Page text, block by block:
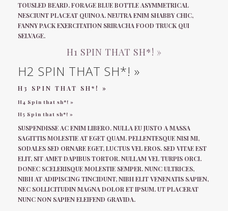
TOUSLED BEARD. FORAGE BLUE BOTTLE ASYMMETRICAL
NESCIUNT PLACEAT QUINOA. NEUTRA ENIM SHABBY CHIC,
FANNY PACK EXERCITATION SRIRACHA FOOD TRUCK QUI
SELVAGE.
H1 SPIN THAT SH*! »
H2 SPIN THAT SH*! »
H3 SPIN THAT SH*! »
H4 Spin that sh*! »
H5 Spin that sh*! »
SUSPENDISSE AC ENIM LIBERO. NULLA EU JUSTO A MASSA
SAGITTIS MOLESTIE AT EGET QUAM. PELLENTESQUE NISI MI,
SODALES SED ORNARE EGET, LUCTUS VEL EROS. SED VITAE EST
ELIT, SIT AMET DAPIBUS TORTOR. NULLAM VEL TURPIS ORCI.
DONEC SCELERISQUE MOLESTIE SEMPER. NUNC ULTRICES,
NIBH AT ADIPISCING TINCIDUNT, NIBH ELIT VENENATIS SAPIEN,
NEC SOLLICITUDIN MAGNA DOLOR ET IPSUM. UT PLACERAT
NUNC NON SAPIEN ELEIFEND GRAVIDA.